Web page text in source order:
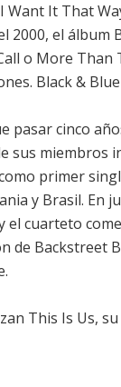
Want It That
2000, el
o More Than
Black &
pasar cinco
sus miembros
primer
y Brasil. En
el cuarteto
de Backstreet
This Is Us,